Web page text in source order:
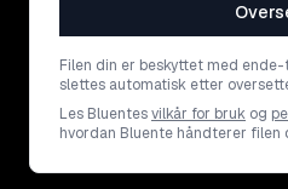
Filen din er beskyttet med
slettes automatisk etter
Les Bluentesvilkår for bruk og
hvordan Bluente håndterer filen